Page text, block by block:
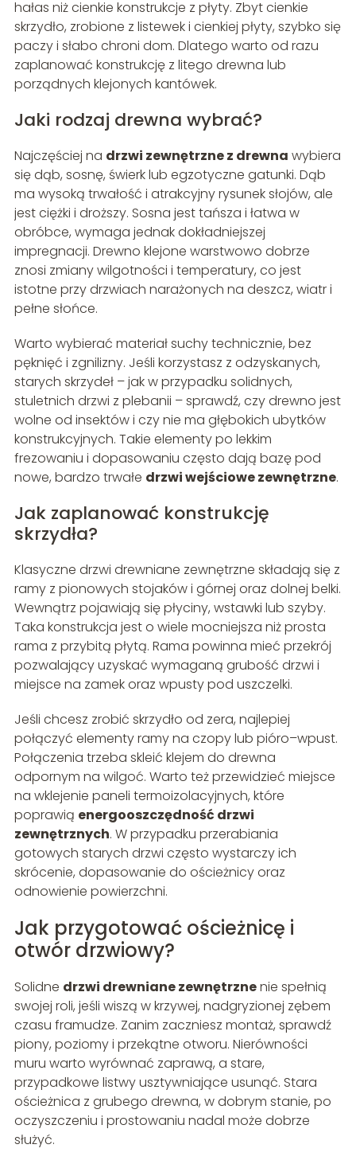
hałas niż cienkie konstrukcje z płyty. Zbyt cienkie
skrzydło, zrobione z listewek i cienkiej płyty, szybko się
paczy i słabo chroni dom. Dlatego warto od razu
zaplanować konstrukcję z litego drewna lub
porządnych klejonych kantówek.
Jaki rodzaj drewna wybrać?
Najczęściej na drzwi zewnętrzne z drewna wybiera
się dąb, sosnę, świerk lub egzotyczne gatunki. Dąb
ma wysoką trwałość i atrakcyjny rysunek słojów, ale
jest ciężki i droższy. Sosna jest tańsza i łatwa w
obróbce, wymaga jednak dokładniejszej
impregnacji. Drewno klejone warstwowo dobrze
znosi zmiany wilgotności i temperatury, co jest
istotne przy drzwiach narażonych na deszcz, wiatr i
pełne słońce.
Warto wybierać materiał suchy technicznie, bez
pęknięć i zgnilizny. Jeśli korzystasz z odzyskanych,
starych skrzydeł – jak w przypadku solidnych,
stuletnich drzwi z plebanii – sprawdź, czy drewno jest
wolne od insektów i czy nie ma głębokich ubytków
konstrukcyjnych. Takie elementy po lekkim
frezowaniu i dopasowaniu często dają bazę pod
nowe, bardzo trwałe drzwi wejściowe zewnętrzne.
Jak zaplanować konstrukcję
skrzydła?
Klasyczne drzwi drewniane zewnętrzne składają się z
ramy z pionowych stojaków i górnej oraz dolnej belki.
Wewnątrz pojawiają się płyciny, wstawki lub szyby.
Taka konstrukcja jest o wiele mocniejsza niż prosta
rama z przybitą płytą. Rama powinna mieć przekrój
pozwalający uzyskać wymaganą grubość drzwi i
miejsce na zamek oraz wpusty pod uszczelki.
Jeśli chcesz zrobić skrzydło od zera, najlepiej
połączyć elementy ramy na czopy lub pióro–wpust.
Połączenia trzeba skleić klejem do drewna
odpornym na wilgoć. Warto też przewidzieć miejsce
na wklejenie paneli termoizolacyjnych, które
poprawią energooszczędność drzwi
zewnętrznych. W przypadku przerabiania
gotowych starych drzwi często wystarczy ich
skrócenie, dopasowanie do ościeżnicy oraz
odnowienie powierzchni.
Jak przygotować ościeżnicę i
otwór drzwiowy?
Solidne drzwi drewniane zewnętrznenie spełnią
swojej roli, jeśli wiszą w krzywej, nadgryzionej zębem
czasu framudze. Zanim zaczniesz montaż, sprawdź
piony, poziomy i przekątne otworu. Nierówności
muru warto wyrównać zaprawą, a stare,
przypadkowe listwy usztywniające usunąć. Stara
ościeżnica z grubego drewna, w dobrym stanie, po
oczyszczeniu i prostowaniu nadal może dobrze
służyć.